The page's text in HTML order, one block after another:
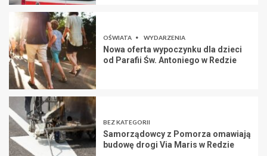
OŚWIATA WYDARZENIA
Nowa oferta wypoczynku dla dzieci
od Parafii Św. Antoniego w Redzie
BEZ KATEGORII
Samorządowcy z Pomorza omawiają
budowę drogi Via Maris w Redzie